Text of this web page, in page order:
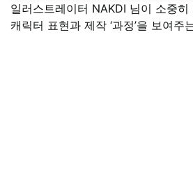
일러스트레이터 NAKDI 님이 소중
캐릭터 표현과 제작 ‘과정’을 보여주